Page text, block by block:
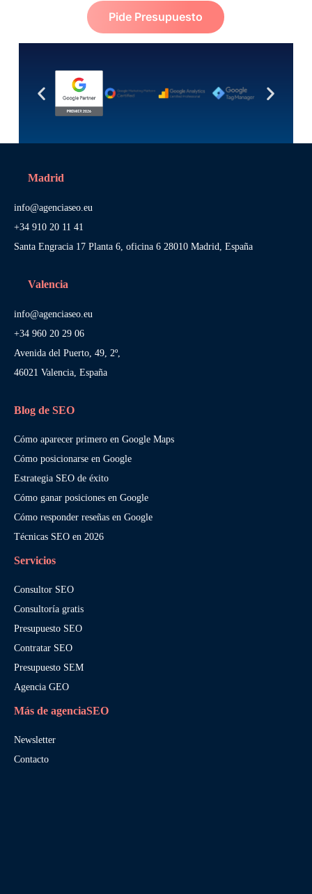
Pide Presupuesto
Madrid
info@agenciaseo.eu
+34 910 20 11 41
Santa Engracia 17 Planta 6, oficina 6 28010 Madrid, España
Valencia
info@agenciaseo.eu
+34 960 20 29 06
Avenida del Puerto, 49, 2º,
46021 Valencia, España
Blog de SEO
Cómo aparecer primero en Google Maps
Cómo posicionarse en Google
Estrategia SEO de éxito
Cómo ganar posiciones en Google
Cómo responder reseñas en Google
Técnicas SEO en 2026
Servicios
Consultor SEO
Consultoría gratis
Presupuesto SEO
Contratar SEO
Presupuesto SEM
Agencia GEO
Más de agenciaSEO
Newsletter
Contacto